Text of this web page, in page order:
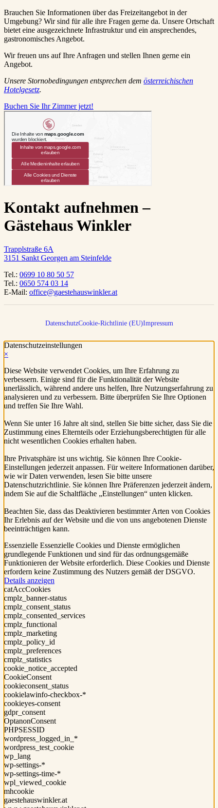
Brauchen Sie Informationen über das Freizeitangebot in der
Umgebung? Wir sind für alle ihre Fragen gerne da. Unsere Ortschaft
bietet eine ausgezeichnete Infrastruktur und ein ansprechendes,
gastronomisches Angebot.
Wir freuen uns auf Ihre Anfragen und stellen Ihnen gerne ein
Angebot.
Unsere Stornobedingungen entsprechen dem österreichischen
Hotelgesetz.
Buchen Sie Ihr Zimmer jetzt!
Kontakt aufnehmen –
Gästehaus Winkler
Trapplstraße 6A
3151 Sankt Georgen am Steinfelde
Tel.: 0699 10 80 50 57
Tel.: 0650 574 03 14
E-Mail: office@gaestehauswinkler.at
DatenschutzCookie-Richtlinie (EU)Impressum
Datenschutzeinstellungen
×
Diese Website verwendet Cookies, um Ihre Erfahrung zu
verbessern. Einige sind für die Funktionalität der Website
unerlässlich, während andere uns helfen, Ihre Nutzungserfahrung zu
analysieren und zu verbessern. Bitte überprüfen Sie Ihre Optionen
und treffen Sie Ihre Wahl.
Wenn Sie unter 16 Jahre alt sind, stellen Sie bitte sicher, dass Sie die
Zustimmung eines Elternteils oder Erziehungsberechtigten für alle
nicht wesentlichen Cookies erhalten haben.
Ihre Privatsphäre ist uns wichtig. Sie können Ihre Cookie-
Einstellungen jederzeit anpassen. Für weitere Informationen darüber,
wie wir Daten verwenden, lesen Sie bitte unsere
Datenschutzrichtlinie. Sie können Ihre Präferenzen jederzeit ändern,
indem Sie auf die Schaltfläche „Einstellungen“ unten klicken.
Beachten Sie, dass das Deaktivieren bestimmter Arten von Cookies
Ihr Erlebnis auf der Website und die von uns angebotenen Dienste
beeinträchtigen kann.
Essenzielle Essenzielle Cookies und Dienste ermöglichen
grundlegende Funktionen und sind für das ordnungsgemäße
Funktionieren der Website erforderlich. Diese Cookies und Dienste
erfordern keine Zustimmung des Nutzers gemäß der DSGVO.
Details anzeigen
catAccCookies
cmplz_banner-status
cmplz_consent_status
cmplz_consented_services
cmplz_functional
cmplz_marketing
cmplz_policy_id
cmplz_preferences
cmplz_statistics
cookie_notice_accepted
CookieConsent
cookieconsent_status
cookielawinfo-checkbox-*
cookieyes-consent
gdpr_consent
OptanonConsent
PHPSESSID
wordpress_logged_in_*
wordpress_test_cookie
wp_lang
wp-settings-*
wp-settings-time-*
wpl_viewed_cookie
mhcookie
gaestehauswinkler.at